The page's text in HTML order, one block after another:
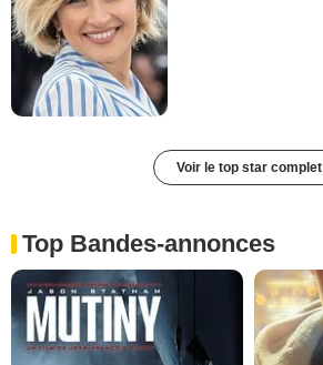
Voir le top star complet
Top Bandes-annonces